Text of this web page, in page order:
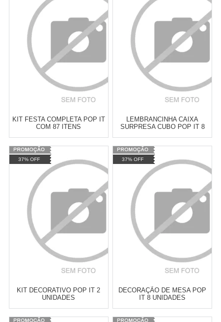
Revendedor)
10 x
Cat:
COMPRAR
Revendedor)
10
Cat:
COMPRAR
KIT FESTA COMPLETA POP IT
COM 87 ITENS
Varejo:
Atacado: R$ 2.550,90 (Apenas
Revendedor)
10 x
Cat:
COMPRAR
LEMBRANCINHA CAIXA
SURPRESA CUBO POP IT 8
Varejo:
Atacado: R$ 2.550,90 (Apenas
Revendedor)
10
Cat:
COMPRAR
37% OFF
KIT DECORATIVO POP IT 2
UNIDADES
37% OFF
DECORAÇÃO DE MESA POP
IT 8 UNIDADES